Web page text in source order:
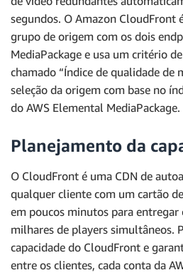
segundos. O Amazon CloudFront
grupo de origem com os dois
MediaPackage e usa um critério
chamado “Índice de qualidade de
seleção da origem com base no
do AWS Elemental MediaPackage.
Planejamento da
O CloudFront é uma CDN de
qualquer cliente com um cartão
em poucos minutos para entregar
milhares de players simultâneos.
capacidade do CloudFront e
entre os clientes, cada conta da